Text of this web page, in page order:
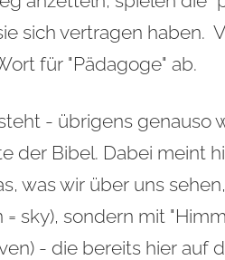
sich vertragen haben.
für "Pädagoge" ab.
- übrigens genauso
der Bibel. Dabei meint
was wir über uns
sky), sondern mit
- die bereits hier auf